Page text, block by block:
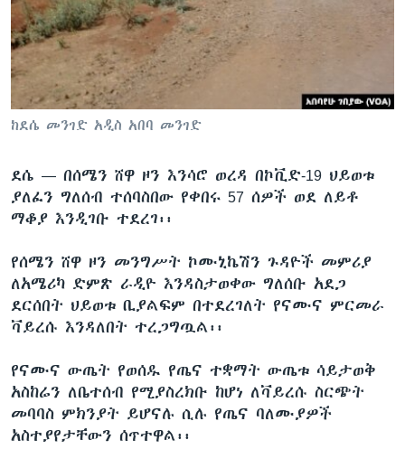
ቋንቋዎች
ከደሴ መንገድ አዲስ አበባ መንገድ
ደሴ — በሰሜን ሸዋ ዞን እንሳሮ ወረዳ በኮቪድ-19 ህይወቱ
ያለፈን ግለሰብ ተሰባስበው የቀበሩ 57 ሰዎች ወደ ለይቶ
ማቆያ እንዲገቡ ተደረገ፡፡
የሰሜን ሸዋ ዞን መንግሥት ኮሙኒኬሽን ጉዳዮች መምሪያ
ለአሜሪካ ድምጽ ራዲዮ እንዳስታወቀው ግለሰቡ አደጋ
ደርሰበት ህይወቱ ቢያልፍም በተደረገለት የናሙና ምርመራ
ቫይረሱ እንዳለበት ተረጋግጧል፡፡
የናሙና ውጤት የወሰዱ የጤና ተቋማት ውጤቱ ሳይታወቅ
አስከሬን ለቤተሰብ የሚያስረክቡ ከሆነ ለቫይረሱ ስርጭት
መባባስ ምክንያት ይሆናሉ ሲሉ የጤና ባለሙያዎች
አስተያየታቸውን ሰጥተዋል፡፡